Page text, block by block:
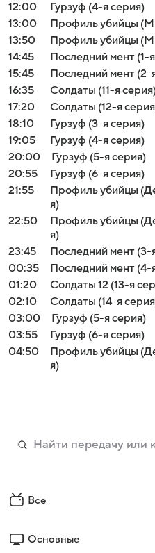
12:00
Гурзуф (4-я серия)
13:00
Профиль убийцы
13:50
Профиль убийцы
14:45
Последний мент (1-
15:45
Последний мент (2-
16:35
Солдаты (11-я
17:20
Солдаты (12-я
18:10
Гурзуф (3-я серия)
19:05
Гурзуф (4-я серия)
20:00
Гурзуф (5-я серия)
20:55
Гурзуф (6-я серия)
21:55
Профиль убийцы
я)
22:50
Профиль убийцы
я)
23:45
Последний мент (3-
00:35
Последний мент (4-
01:20
Солдаты 12 (13-я
02:10
Солдаты (14-я
03:00
Гурзуф (5-я серия)
03:55
Гурзуф (6-я серия)
04:50
Профиль убийцы
я)
Все
Основные